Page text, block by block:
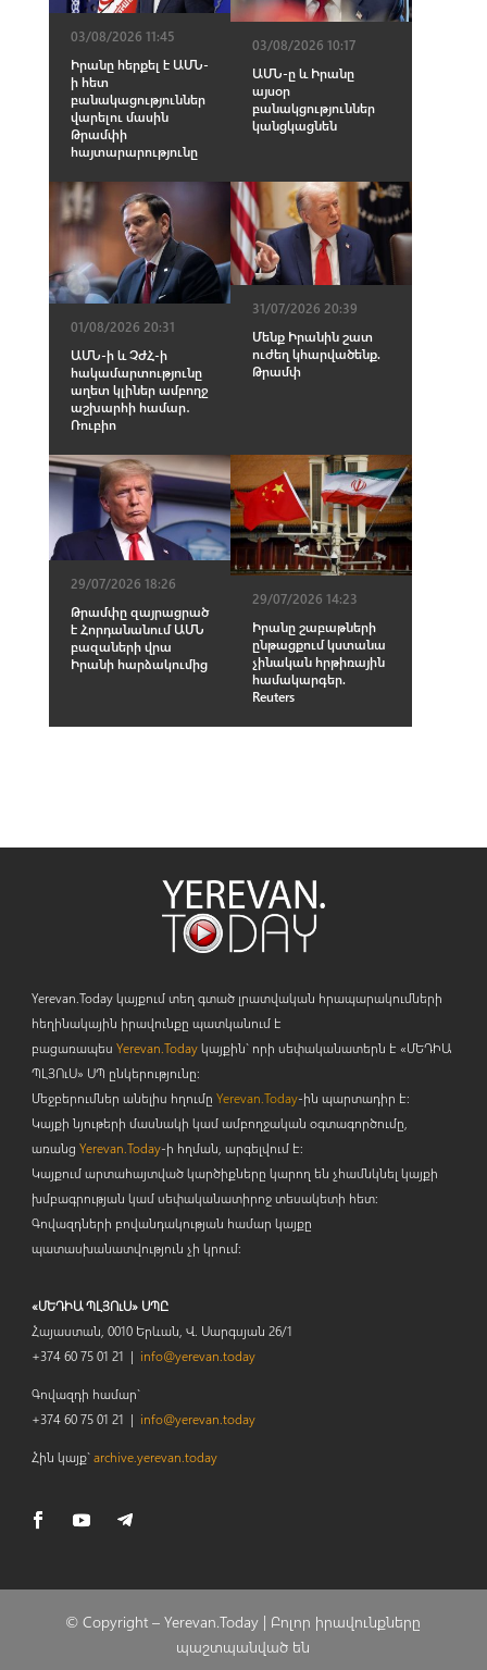
03/08/2026 11:45
Իրանը հերքել է ԱՄՆ-
ի հետ
բանակացություններ
վարելու մասին
Թրամփի
հայտարարությունը
03/08/2026 10:17
ԱՄՆ-ը և Իրանը
այսօր
բանակցություններ
կանցկացնեն
01/08/2026 20:31
ԱՄՆ-ի և ՉԺՀ-ի
hակամարտությունը
աղետ կլիներ ամբողջ
աշխարհի համար․
Ռուբիո
31/07/2026 20:39
Մենք Իրանին շատ
ուժեղ կհարվածենք.
Թրամփ
29/07/2026 18:26
Թրամփը զայրացրած
է Հորդանանում ԱՄՆ
բազաների վրա
Իրանի հարձակումից
29/07/2026 14:23
Իրանը շաբաթների
ընթացքում կստանա
չինական hրթիռային
համակարգեր.
Reuters
Yerevan.Today կայքում տեղ գտած լրատվական հրապարակումների
հեղինակային իրավունքը պատկանում է
բացառապես Yerevan.Todayկայքին` որի սեփականատերն է «ՄԵԴԻԱ
ՊԼՅՈւՍ» ՍՊ ընկերությունը։
Մեջբերումներ անելիս հղումը Yerevan.Today-ին պարտադիր է:
Կայքի նյութերի մասնակի կամ ամբողջական օգտագործումը,
առանց Yerevan.Today-ի հղման, արգելվում է:
Կայքում արտահայտված կարծիքները կարող են չհամնկնել կայքի
խմբագրության կամ սեփականատիրոջ տեսակետի հետ:
Գովազդների բովանդակության համար կայքը
պատասխանատվություն չի կրում:
«ՄԵԴԻԱ ՊԼՅՈւՍ» ՍՊԸ
Հայաստան, 0010 Երևան, Վ. Սարգսյան 26/1
+374 60 75 01 21 | info@yerevan.today
Գովազդի համար`
+374 60 75 01 21 | info@yerevan.today
Հին կայք`archive.yerevan.today
© Copyright –Yerevan.Today | Բոլոր իրավունքները
պաշտպանված են